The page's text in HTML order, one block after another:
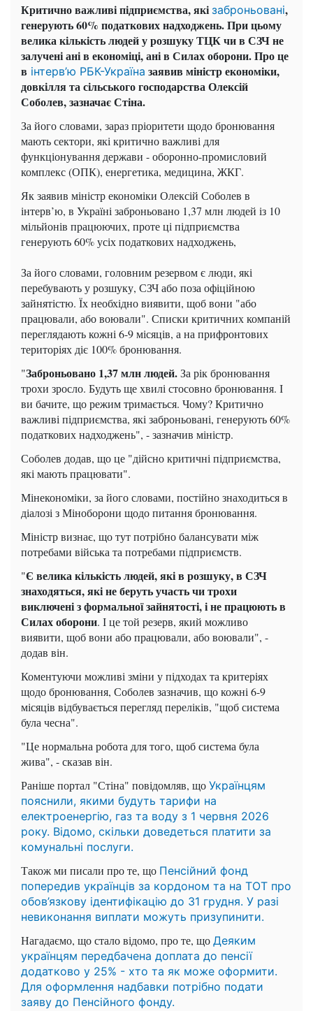
Критично важливі підприємства, якізаброньовані,
генерують 60% податкових надходжень. При цьому
велика кількість людей у розшуку ТЦК чи в СЗЧ не
залучені ані в економіці, ані в Силах оборони. Про це
в інтерв’ю РБК-Україна заявив міністр економіки,
довкілля та сільського господарства Олексій
Соболев, зазначає Стіна.
За його словами, зараз пріоритети щодо бронювання
мають сектори, які критично важливі для
функціонування держави - оборонно-промисловий
комплекс (ОПК), енергетика, медицина, ЖКГ.
Як заявив міністр економіки Олексій Соболев в
інтерв’ю, в Україні заброньовано 1,37 млн людей із 10
мільйонів працюючих, проте ці підприємства
генерують 60% усіх податкових надходжень,
За його словами, головним резервом є люди, які
перебувають у розшуку, СЗЧ або поза офіційною
зайнятістю. Їх необхідно виявити, щоб вони "або
працювали, або воювали". Списки критичних компаній
переглядають кожні 6-9 місяців, а на прифронтових
територіях діє 100% бронювання.
"Заброньовано 1,37 млн людей.За рік бронювання
трохи зросло. Будуть ще хвилі стосовно бронювання. І
ви бачите, що режим тримається. Чому? Критично
важливі підприємства, які заброньовані, генерують 60%
податкових надходжень", - зазначив міністр.
Соболев додав, що це "дійсно критичні підприємства,
які мають працювати".
Мінекономіки, за його словами, постійно знаходиться в
діалозі з Міноборони щодо питання бронювання.
Міністр визнає, що тут потрібно балансувати між
потребами війська та потребами підприємств.
"Є велика кількість людей, які в розшуку, в СЗЧ
знаходяться, які не беруть участь чи трохи
виключені з формальної зайнятості, і не працюють в
Силах оборони. І це той резерв, який можливо
виявити, щоб вони або працювали, або воювали", -
додав він.
Коментуючи можливі зміни у підходах та критеріях
щодо бронювання, Соболев зазначив, що кожні 6-9
місяців відбувається перегляд переліків, "щоб система
була чесна".
"Це нормальна робота для того, щоб система була
жива", - сказав він.
Раніше портал "Стіна" повідомляв, що Українцям
пояснили, якими будуть тарифи на
електроенергію, газ та воду з 1 червня 2026
року. Відомо, скільки доведеться платити за
комунальні послуги.
Також ми писали про те, що Пенсійний фонд
попередив українців за кордоном та на ТОТ про
обов’язкову ідентифікацію до 31 грудня. У разі
невиконання виплати можуть призупинити.
Нагадаємо, що стало відомо, про те, що Деяким
українцям передбачена доплата до пенсії
додатково у 25% - хто та як може оформити.
Для оформлення надбавки потрібно подати
заяву до Пенсійного фонду.